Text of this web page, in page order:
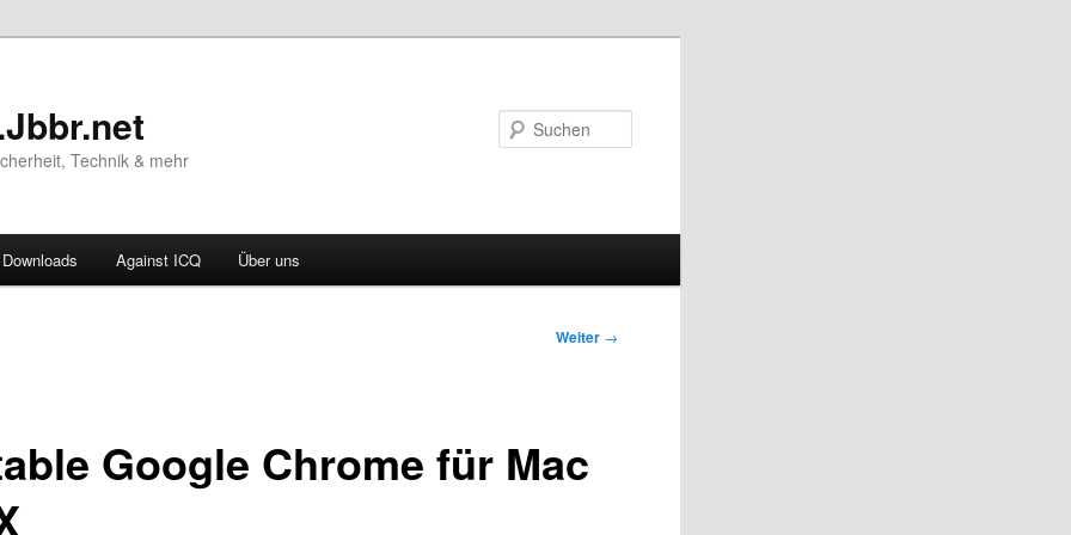
Technik & mehr
Downloads Against ICQ Über uns
Weiter →
Google Chrome für Mac